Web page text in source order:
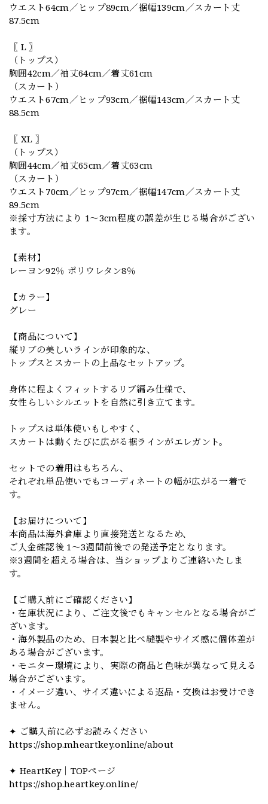
ウエスト64cm／ヒップ89cm／裾幅139cm／スカート丈
87.5cm
〖 L 〗
（トップス）
胸囲42cm／袖丈64cm／着丈61cm
（スカート）
ウエスト67cm／ヒップ93cm／裾幅143cm／スカート丈
88.5cm
〖 XL 〗
（トップス）
胸囲44cm／袖丈65cm／着丈63cm
（スカート）
ウエスト70cm／ヒップ97cm／裾幅147cm／スカート丈
89.5cm
※採寸方法により 1〜3cm程度の誤差が生じる場合がござい
ます。
【素材】
レーヨン92％ ポリウレタン8％
【カラー】
グレー
【商品について】
縦リブの美しいラインが印象的な、
トップスとスカートの上品なセットアップ。
身体に程よくフィットするリブ編み仕様で、
女性らしいシルエットを自然に引き立てます。
トップスは単体使いもしやすく、
スカートは動くたびに広がる裾ラインがエレガント。
セットでの着用はもちろん、
それぞれ単品使いでもコーディネートの幅が広がる一着で
す。
【お届けについて】
本商品は海外倉庫より直接発送となるため、
ご入金確認後 1〜3週間前後での発送予定となります。
※3週間を超える場合は、当ショップよりご連絡いたしま
す。
【ご購入前にご確認ください】
・在庫状況により、ご注文後でもキャンセルとなる場合がご
ざいます。
・海外製品のため、日本製と比べ縫製やサイズ感に個体差が
ある場合がございます。
・モニター環境により、実際の商品と色味が異なって見える
場合がございます。
・イメージ違い、サイズ違いによる返品・交換はお受けでき
ません。
✦ ご購入前に必ずお読みください
https://shop.mheartkey.online/about
✦ HeartKey｜TOPページ
https://shop.heartkey.online/